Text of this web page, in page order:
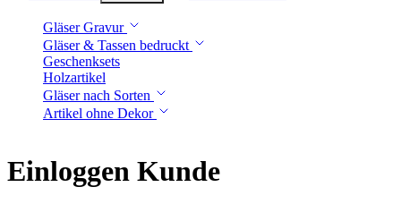
Gläser Gravur
Gläser & Tassen bedruckt
Geschenksets
Holzartikel
Gläser nach Sorten
Artikel ohne Dekor
Einloggen Kunde